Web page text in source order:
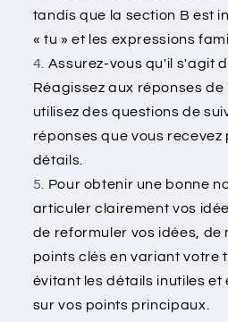
tandis que la section B est
« tu » et les expressions
Assurez-vous qu'il s'agit
Réagissez aux réponses
utilisez des questions de
réponses que vous
détails.
Pour obtenir une bonne
articuler clairement vos
de reformuler vos idées, de
points clés en variant votre
évitant les détails inutiles
sur vos points principaux.